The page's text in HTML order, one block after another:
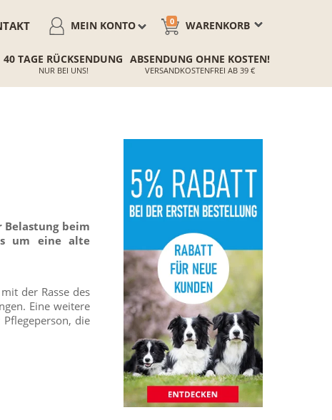
WARENKORB
0
MEIN KONTO
40 TAGE RÜCKSENDUNG
NUR BEI UNS!
ABSENDUNG OHNE KOSTEN!
VERSANDKOSTENFREI AB 39 €
Belastung beim
um eine alte
der Rasse des
Eine weitere
die